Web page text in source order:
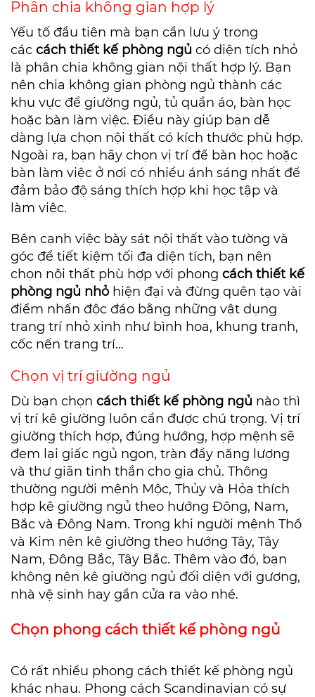
Phân chia không gian hợp lý
Yếu tố đầu tiên mà bạn cần lưu ý trong
các cách thiết kế phòng ngủ có diện tích nhỏ
là phân chia không gian nội thất hợp lý. Bạn
nên chia không gian phòng ngủ thành các
khu vực để giường ngủ, tủ quần áo, bàn học
hoặc bàn làm việc. Điều này giúp bạn dễ
dàng lựa chọn nội thất có kích thước phù hợp.
Ngoài ra, bạn hãy chọn vị trí để bàn học hoặc
bàn làm việc ở nơi có nhiều ánh sáng nhất để
đảm bảo độ sáng thích hợp khi học tập và
làm việc.
Bên cạnh việc bày sát nội thất vào tường và
góc để tiết kiệm tối đa diện tích, bạn nên
chọn nội thất phù hợp với phong cách thiết kế
phòng ngủ nhỏhiện đại và đừng quên tạo vài
điểm nhấn độc đáo bằng những vật dụng
trang trí nhỏ xinh như bình hoa, khung tranh,
cốc nến trang trí…
Chọn vị trí giường ngủ
Dù bạn chọn cách thiết kế phòng ngủ nào thì
vị trí kê giường luôn cần được chú trọng. Vị trí
giường thích hợp, đúng hướng, hợp mệnh sẽ
đem lại giấc ngủ ngon, tràn đầy năng lượng
và thư giãn tinh thần cho gia chủ. Thông
thường người mệnh Mộc, Thủy và Hỏa thích
hợp kê giường ngủ theo hướng Đông, Nam,
Bắc và Đông Nam. Trong khi người mệnh Thổ
và Kim nên kê giường theo hướng Tây, Tây
Nam, Đông Bắc, Tây Bắc. Thêm vào đó, bạn
không nên kê giường ngủ đối diện với gương,
nhà vệ sinh hay gần cửa ra vào nhé.
Chọn phong cách thiết kế phòng ngủ
Có rất nhiều phong cách thiết kế phòng ngủ
khác nhau. Phong cách Scandinavian có sự